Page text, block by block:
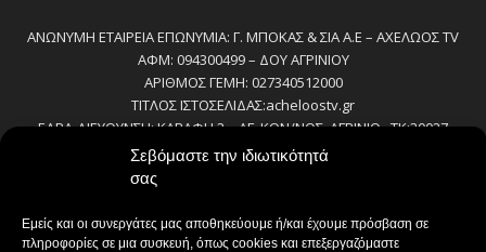
Σεβόμαστε την ιδιωτικότητά
σας
Εμείς και οι συνεργάτες μας αποθηκεύουμε ή/και έχουμε πρόσβαση σε
πληροφορίες σε μια συσκευή, όπως cookies και επεξεργαζόμαστε
ΑΝΩΝΥΜΗ ΕΤΑΙΡΕΙΑ ΕΠΩΝΥΜΙΑ: Γ. ΜΠΟΚΑΣ & ΣΙΑ Α.Ε – ΑΧΕΛΩΟΣ TV
ΑΦΜ: 094300499 – ΔΟΥ ΑΓΡΙΝΙΟΥ
ΑΡΙΘΜΟΣ ΓΕΜΗ: 027340512000
ΤΙΤΛΟΣ ΙΣΤΟΣΕΛΙΔΑΣ:acheloostv.gr
ΕΔΡΑ-ΔΙΕΥΘΥΝΣΗ: ΚΑΒΑΦΗ 2 – ΑΓ. ΚΩΝ/ΝΟΣ, ΑΓΡΙΝΙΟ , ΤΚ:30027
ΤΗΛΕΦΩΝΟ: 2641022803 – 58800
E-MAIL: bokas@otenet.gr, info@axeloostv.gr
ΝΟΜΙΜΟΣ ΕΚΠΡΟΣΩΠΟΣ: ΜΠΟΚΑΣ ΚΩΝ/ΝΟΣ
ΔΙΕΥΘΥΝΤΗΣ: ΜΠΟΚΑΣ ΚΩΝ/ΝΟΣ